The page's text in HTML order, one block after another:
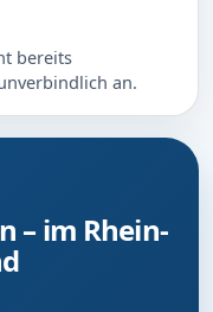
bereits
an.
– im Rhein-